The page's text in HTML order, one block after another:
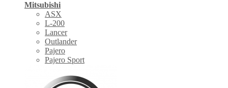
Mitsubishi
ASX
L-200
Lancer
Outlander
Pajero
Pajero Sport